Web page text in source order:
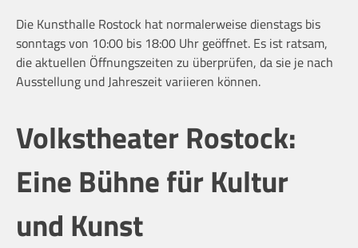
Die Kunsthalle Rostock hat normalerweise dienstags bis
sonntags von 10:00 bis 18:00 Uhr geöffnet. Es ist ratsam,
die aktuellen Öffnungszeiten zu überprüfen, da sie je nach
Ausstellung und Jahreszeit variieren können.
Volkstheater Rostock:
Eine Bühne für Kultur
und Kunst